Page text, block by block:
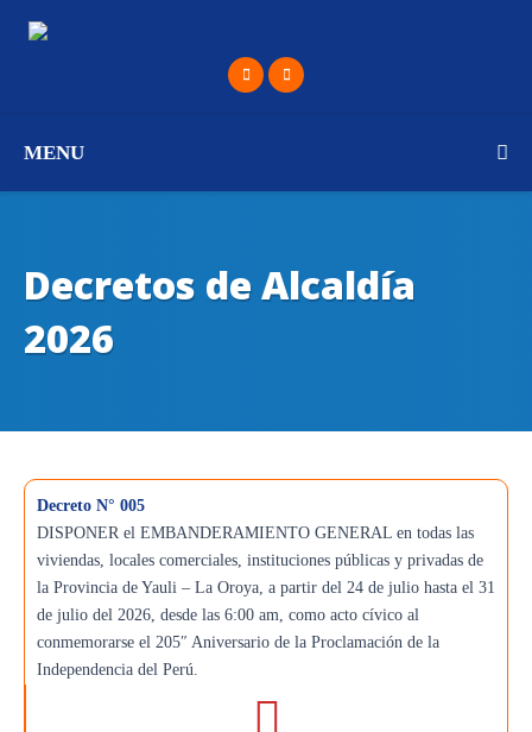
MENU
Decretos de Alcaldía
2026
Decreto N° 005
DISPONER el EMBANDERAMIENTO GENERAL en todas las
viviendas, locales comerciales, instituciones públicas y privadas de
la Provincia de Yauli – La Oroya, a partir del 24 de julio hasta el 31
de julio del 2026, desde las 6:00 am, como acto cívico al
conmemorarse el 205″ Aniversario de la Proclamación de la
Independencia del Perú.